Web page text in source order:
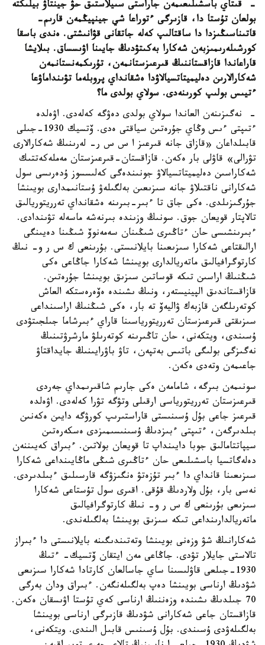
- قىتاي باسشىلىعىمەن جاراستى سىيلاستىق حۋ جينتاۋ بيلىكتە
بولعان تۇستا دا، قازىرگى ءتوراعا شي جينپيڭمەن قارىم-
قاتىناسىڭىزدا دا ساقتالىپ كەلە جاتقانى قۋانىشتى. ەندى باسقا
كورشىلەرىمىزبەن شەكارا بەكىتۋدىڭ جايىنا اۋىسساق. بىلايشا
قاراعاندا قازاقستاننىڭ قىرعىزستانمەن، تۇرىكمەنستانمەن
شەكارالارىن دەليميتاتسيالاۋدا ەشقانداي پروبلەما تۋىنداماۋعا
ءتيىس بولىپ كورىنەدى. سولاي بولدى ما؟
- نەگىزىنەن العاندا سولاي بولدى دەۋگە كەلەدى. اۋەلدە
ءتىپتى ءىس وڭاي جۇرەتىن سياقتى ەدى. ۆتسيك 1930-جىلى
قابىلداعان «قازاق جانە قىرعىز ا س س ر- لەرىنىڭ شەكارالارى
تۋرالى» قاۋلى بار ەكەن. قازاقستان-قىرعىزستان مەملەكەتتىك
شەكاراسىن دەليميتاتسيالاۋ جونىندەگى كەلىسسوز ۇدەرىسى سول
شەكارانى ناقتىلاۋ جانە سىزىعىن بەلگىلەۋ ۇستانىمدارى بويىنشا
جۇرگىزىلدى. ەكى جاق تا ءبىر-بىرىنە ەشقانداي تەرريتوريالىق
تالاپتار قويعان جوق. سونىڭ وزىندە بىرنەشە ماسەلە تۋىندادى.
ءبىرىنشىسى حان ءتاڭىرى شىڭىنان سەمەنوۆ شىڭىنا دەيىنگى
ارالىقتاعى شەكارا سىزىعىنا بايلانىستى. بۇرىنعى ك س ر و- نىڭ
كارتوگرافيالىق ماتەريالدارى بويىنشا شەكارا جاڭاعى ەكى
شىڭنىڭ اراسىن تىكە قوساتىن سىزىق بويىنشا جۇرەتىن.
قازاقستاندىق الپينيستەر، ونىڭ ىشىندە ەۆەرەستكە العاش
كوتەرىلگەن قازبەك ۋاليەۆ تە بار، ەكى شىڭنىڭ اراسىنداعى
سىزىقتى قىرعىزستان تەرريتورياسىنا قاراي ءبىرشاما جىلجىتۋدى
ۇسىندى، ويتكەنى، حان تاڭىرىنە كوتەرىلۋ مارشرۋتىنىڭ
نەگىزگى بولىگى باتىس بەتپەن، تاۋ باۋرايىنىڭ جايداقتاۋ
جاعىمەن وتەدى ەكەن.
سونىمەن بىرگە، شامامەن ەكى جارىم شاقىرىمداي جەردى
قىرعىزستان تەرريتورياسى ارقىلى وتۋگە تۋرا كەلەدى. اۋەلدە
قىرعىز جاعى بۇل ۇسىنىستى قاراستىرىپ كورۋگە دايىن ەكەنىن
بىلدىرگەن، ءتىپتى ءبىزدىڭ ۇسىنىسىمىزدى ەسكەرەتىن
سيپاتتامالىق جوبا دايىنداپ تا قويعان بولاتىن. ءبىراق كەيىننەن
دەلەگاتسيا باسشىلىعى حان ءتاڭىرى شىڭى ماڭايىنداعى شەكارا
سىزىعىنا قانداي دا ءبىر تۇزەتۋ ەنگىزۋگە قارسىلىق ءبىلدىردى.
نەسى بار، بۇل ولاردىڭ قۇقى. اقىرى سول تۇستاعى شەكارا
سىزىعى بۇرىنعى ك س ر و- نىڭ كارتوگرافيالىق
ماتەريالدارىنداعى تىكە سىزىق بويىنشا بەلگىلەندى.
شەكارانىڭ شۋ وزەنى بويىنشا وتەتىندىگىنە بايلانىستى دا ءبىراز
تالاستى جايلار تۋدى. جاڭاعى مەن ايتقان ۆتسيك- ءتىڭ
1930-جىلعى قاۋلىسىنا ساي جاسالعان كارتادا شەكارا سىزىعى
شۋدىڭ ارناسى بويىنشا دەپ بەلگىلەنگەن. ءبىراق ودان بەرگى
70 جىلدىڭ ىشىندە وزەننىڭ ارناسى كەي تۇستا اۋىسقان ەكەن.
قازاقستان جاعى شەكارانى شۋدىڭ قازىرگى ارناسى بويىنشا
بەلگىلەۋدى ۇسىندى. بۇل ۇسىنىس قابىل الىندى. ويتكەنى،